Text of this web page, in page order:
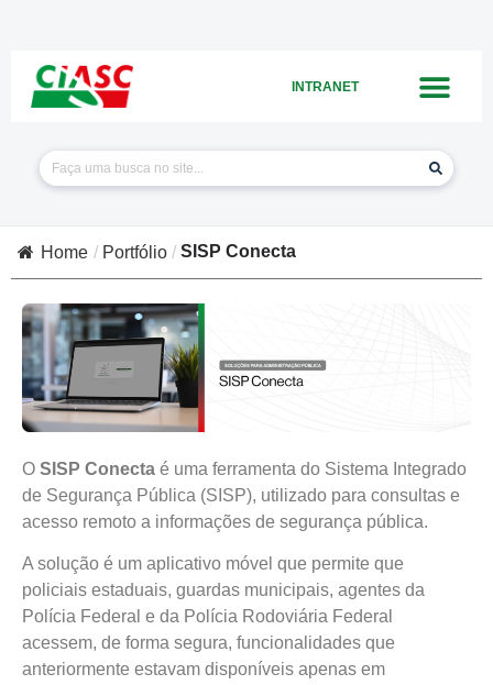
INTRANET
Home / Portfólio / SISP Conecta
O SISP Conecta é uma ferramenta do Sistema Integrado
de Segurança Pública (SISP), utilizado para consultas e
acesso remoto a informações de segurança pública.
A solução é um aplicativo móvel que permite que
policiais estaduais, guardas municipais, agentes da
Polícia Federal e da Polícia Rodoviária Federal
acessem, de forma segura, funcionalidades que
anteriormente estavam disponíveis apenas em